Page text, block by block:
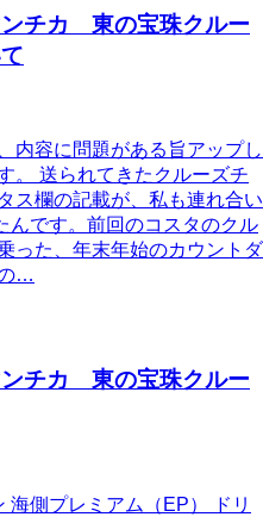
チカ 東の宝珠クルー
内容に問題がある旨アップし
。 送られてきたクルーズチ
ス欄の記載が、私も連れ合い
んです。前回のコスタのクル
った、年末年始のカウントダ
…
チカ 東の宝珠クルー
海側プレミアム（EP） ドリ